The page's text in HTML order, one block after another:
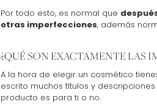
Por todo esto, es normal que
otras imperfecciones, además
¿QUÉ SON EXACTAMENTE LAS
A la hora de elegir un cosmético
escrito muchos títulos y
producto es para ti o no.